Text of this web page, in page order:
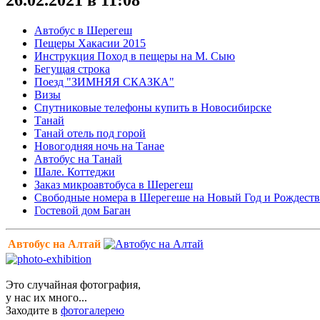
Автобус в Шерегеш
Пещеры Хакасии 2015
Инструкция Поход в пещеры на М. Сыю
Бегущая строка
Поезд "ЗИМНЯЯ СКАЗКА"
Визы
Спутниковые телефоны купить в Новосибирске
Танай
Танай отель под горой
Новогодняя ночь на Танае
Автобус на Танай
Шале. Коттеджи
Заказ микроавтобуса в Шерегеш
Свободные номера в Шерегеше на Новый Год и
Гостевой дом Баган
Автобус на Алтай
Это случайная фотография,
у нас их много...
Заходите в фотогалерею